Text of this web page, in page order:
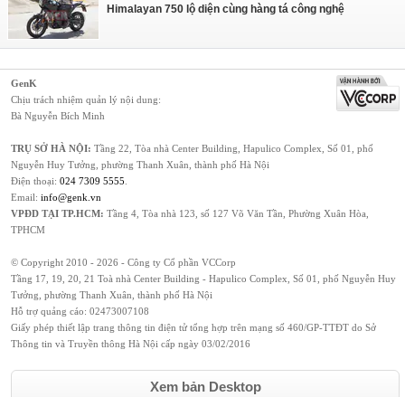
Himalayan 750 lộ diện cùng hàng tá công nghệ
GenK
Chịu trách nhiệm quản lý nội dung:
Bà Nguyễn Bích Minh
TRỤ SỞ HÀ NỘI: Tầng 22, Tòa nhà Center Building, Hapulico Complex, Số 01, phố
Nguyễn Huy Tưởng, phường Thanh Xuân, thành phố Hà Nội
Điện thoại: 024 7309 5555
Email: info@genk.vn
VPĐD TẠI TP.HCM: Tầng 4, Tòa nhà 123, số 127 Võ Văn Tần, Phường Xuân Hòa,
TPHCM
© Copyright 2010 - 2026 - Công ty Cổ phần VCCorp
Tầng 17, 19, 20, 21 Toà nhà Center Building - Hapulico Complex, Số 01, phố Nguyễn Huy
Tưởng, phường Thanh Xuân, thành phố Hà Nội
Hỗ trợ quảng cáo: 02473007108
Giấy phép thiết lập trang thông tin điện tử tổng hợp trên mạng số 460/GP-TTĐT do Sở
Thông tin và Truyền thông Hà Nội cấp ngày 03/02/2016
Xem bản Desktop